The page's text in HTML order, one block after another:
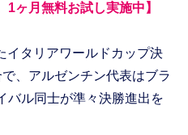
ヶ月無料お試し実施中】
タリアワールドカップ決
、アルゼンチン代表はブラ
バル同士が準々決勝進出を